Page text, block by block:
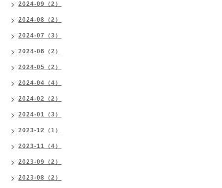
2024-09（2）
2024-08（2）
2024-07（3）
2024-06（2）
2024-05（2）
2024-04（4）
2024-02（2）
2024-01（3）
2023-12（1）
2023-11（4）
2023-09（2）
2023-08（2）